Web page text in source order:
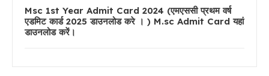
Msc 1st Year Admit Card 2024 (एमएससी प्रथम वर्ष
एडमिट कार्ड 2025 डाउनलोड करे । ) M.sc Admit Card यहां
डाउनलोड करें।